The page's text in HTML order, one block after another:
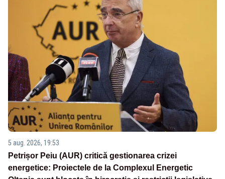
5 aug. 2026, 19:53
Petrișor Peiu (AUR) critică gestionarea crizei
energetice: Proiectele de la Complexul Energetic